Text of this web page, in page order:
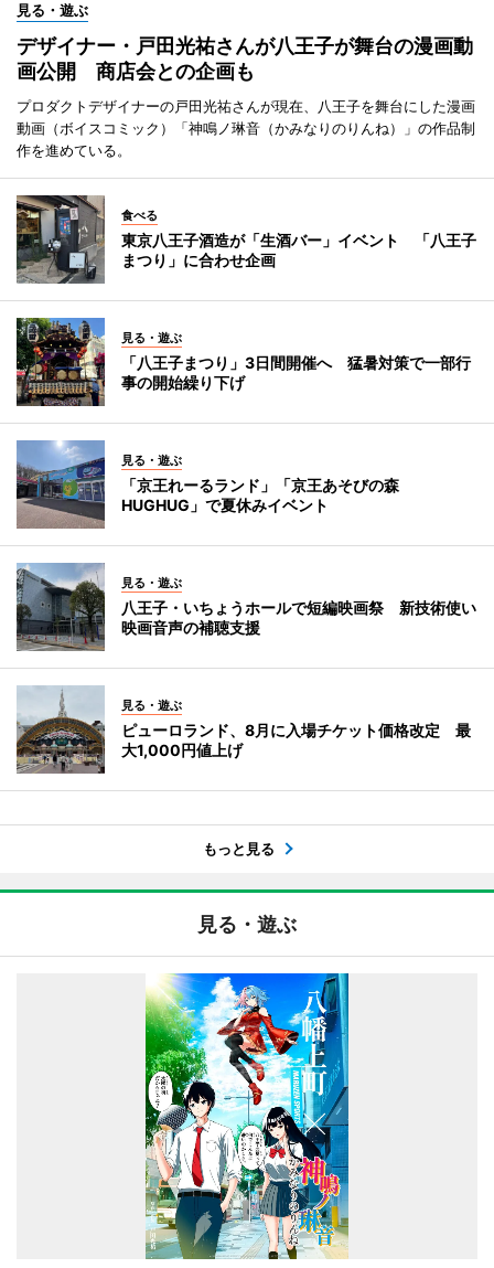
見る・遊ぶ
デザイナー・戸田光祐さんが八王子が舞台の漫画動
画公開 商店会との企画も
プロダクトデザイナーの戸田光祐さんが現在、八王子を舞台にした漫画
動画（ボイスコミック）「神鳴ノ琳音（かみなりのりんね）」の作品制
作を進めている。
食べる
東京八王子酒造が「生酒バー」イベント 「八王子
まつり」に合わせ企画
見る・遊ぶ
「八王子まつり」3日間開催へ 猛暑対策で一部行
事の開始繰り下げ
見る・遊ぶ
「京王れーるランド」「京王あそびの森
HUGHUG」で夏休みイベント
見る・遊ぶ
八王子・いちょうホールで短編映画祭 新技術使い
映画音声の補聴支援
見る・遊ぶ
ピューロランド、8月に入場チケット価格改定 最
大1,000円値上げ
もっと見る
見る・遊ぶ